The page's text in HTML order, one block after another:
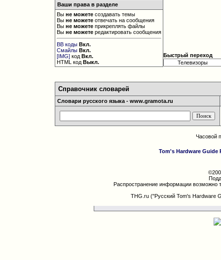
Ваши права в разделе
Выне можете создавать темы
Выне можете отвечать на сообщения
Выне можете прикреплять файлы
Выне можете редактировать сообщения
BB коды Вкл.
Смайлы Вкл.
[IMG] кодВкл.
HTML кодВыкл.
Быстрый переход
Справочник словарей
Словари русского языка - www.gramota.ru
Часовой
Tom's Hardware Guide
Распространение информации возможно
THG.ru ("Русский Tom's Hardware